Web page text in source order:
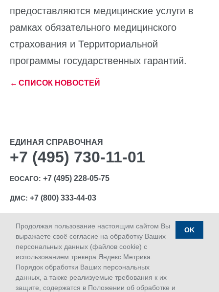
предоставляются медицинские услуги в
рамках обязательного медицинского
страхования и Территориальной
программы государственных гарантий.
← СПИСОК НОВОСТЕЙ
Продолжая пользование настоящим сайтом Вы
выражаете своё согласие на обработку Ваших
персональных данных (файлов cookie) с
использованием трекера Яндекс.Метрика.
Порядок обработки Ваших персональных
данных, а также реализуемые требования к их
защите, содержатся в Положении об обработке и
OK
ЕДИНАЯ СПРАВОЧНАЯ
+7 (495) 730-11-01
ЕОСАГО: +7 (495) 228-05-75
ДМС: +7 (800) 333-44-03
Ⓒ 1992-2026 АО «МАКС»
Лицензии Банка России: ОС № 1427-03, ОС № 1427-04,
ОС № 1427-05, СЛ № 1427, СИ № 1427, ПС № 1427 от
18.06.2018 г.; ОС № 1427-02 от 28.11.2019 г.